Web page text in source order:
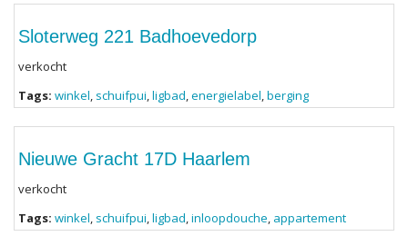
Sloterweg 221 Badhoevedorp
verkocht
Tags: winkel, schuifpui,ligbad,energielabel,berging
Nieuwe Gracht 17D Haarlem
verkocht
Tags: winkel, schuifpui,ligbad,inloopdouche, appartement